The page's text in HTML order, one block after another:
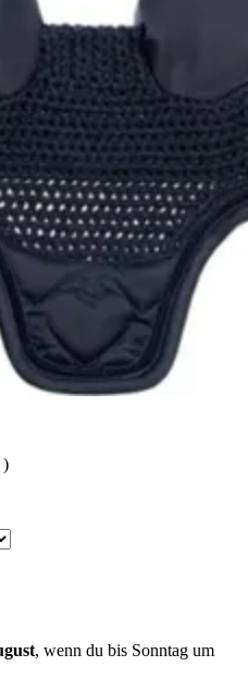
)
, wenn du bis Sonntag um